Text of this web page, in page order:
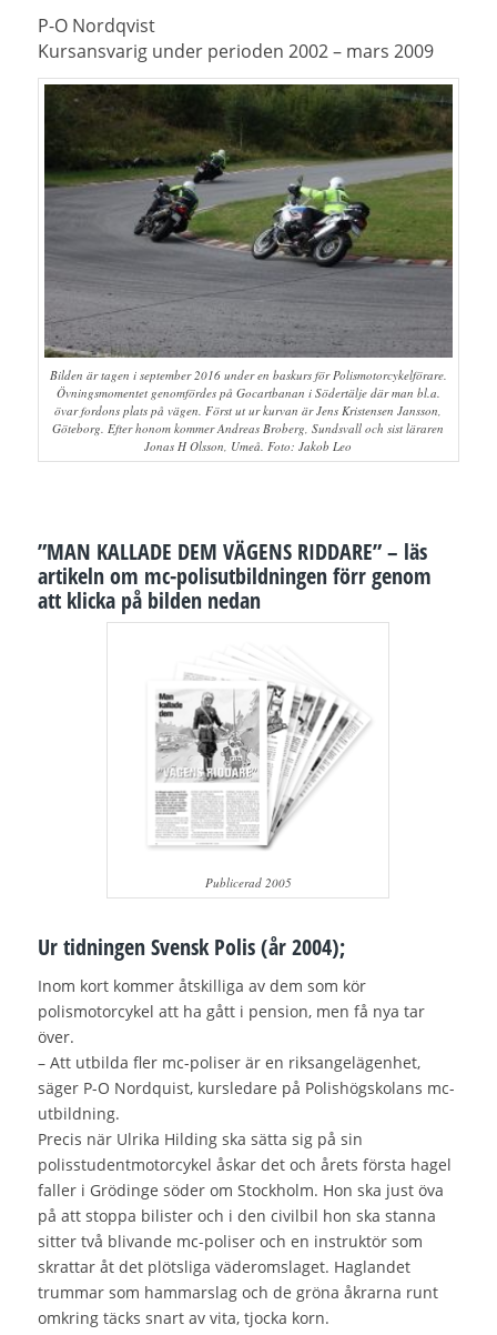
P-O Nordqvist
Kursansvarig under perioden 2002 – mars 2009
Bilden är tagen i september 2016 under en baskurs för Polismotorcykelförare.
Övningsmomentet genomfördes på Gocartbanan i Södertälje där man bl.a.
övar fordons plats på vägen. Först ut ur kurvan är Jens Kristensen Jansson,
Göteborg. Efter honom kommer Andreas Broberg, Sundsvall och sist läraren
Jonas H Olsson, Umeå. Foto: Jakob Leo
”MAN KALLADE DEM VÄGENS RIDDARE” – läs
artikeln om mc-polisutbildningen förr genom
att klicka på bilden nedan
Publicerad 2005
Ur tidningen Svensk Polis (år 2004);
Inom kort kommer åtskilliga av dem som kör
polismotorcykel att ha gått i pension, men få nya tar
över.
– Att utbilda fler mc-poliser är en riksangelägenhet,
säger P-O Nordquist, kursledare på Polishögskolans mc-
utbildning.
Precis när Ulrika Hilding ska sätta sig på sin
polisstudentmotorcykel åskar det och årets första hagel
faller i Grödinge söder om Stockholm. Hon ska just öva
på att stoppa bilister och i den civilbil hon ska stanna
sitter två blivande mc-poliser och en instruktör som
skrattar åt det plötsliga väderomslaget. Haglandet
trummar som hammarslag och de gröna åkrarna runt
omkring täcks snart av vita, tjocka korn.